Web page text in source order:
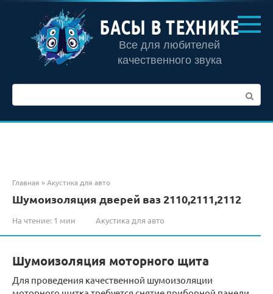
контенту
БАСЫ В ТЕХНИКЕ
Все для любителей
качественного звука
Главная »Акустика для авто
Шумоизоляция дверей ваз 2110,2111,2112
На чтение: 1 мин Акустика для авто
Шумоизоляция моторного щита
Для проведения качественной шумоизоляции